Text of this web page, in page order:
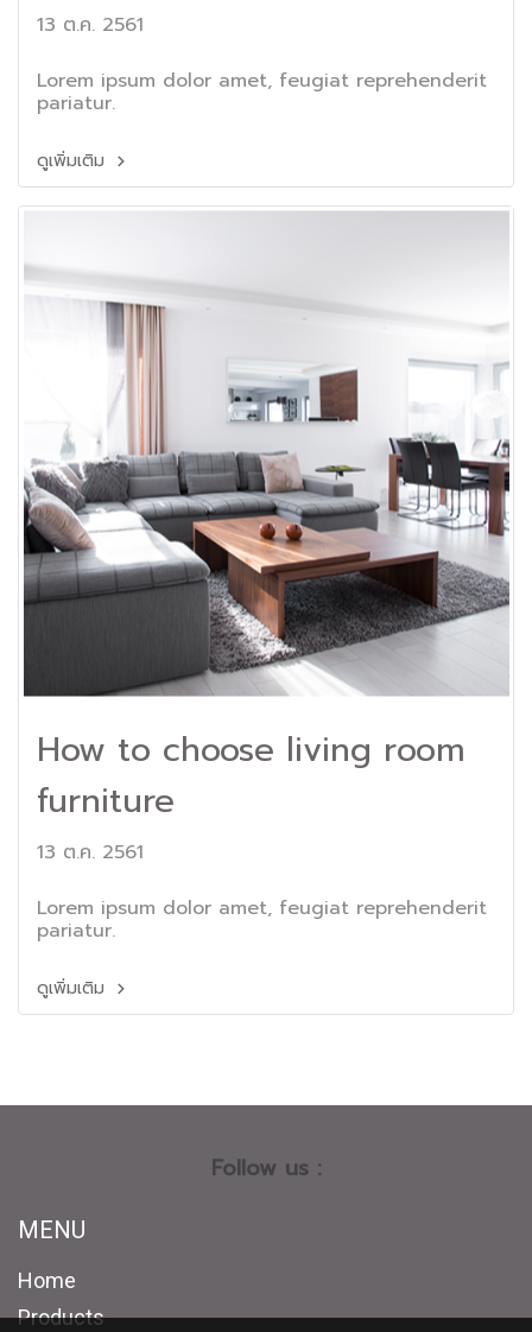
13 ต.ค. 2561
Lorem ipsum dolor amet, feugiat reprehenderit
pariatur.
ดูเพิ่มเติม
How to choose living room
furniture
13 ต.ค. 2561
Lorem ipsum dolor amet, feugiat reprehenderit
pariatur.
ดูเพิ่มเติม
Follow us :
MENU
Home
Products